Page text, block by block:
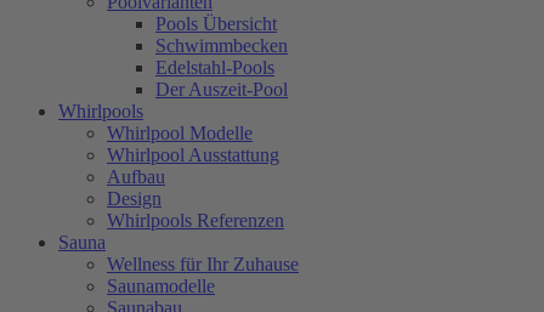
Pools Übersicht
Schwimmbecken
Edelstahl-Pools
Der Auszeit-Pool
Whirlpools
Whirlpool Modelle
Whirlpool Ausstattung
Aufbau
Design
Whirlpools Referenzen
Sauna
Wellness für Ihr Zuhause
Saunamodelle
Saunabau